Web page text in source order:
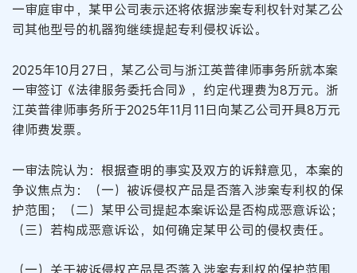
一审庭审中，某甲公司表示还将依据涉案专利权针对某乙公
司其他型号的机器狗继续提起专利侵权诉讼。
2025年10月27日，某乙公司与浙江英普律师事务所就本案
一审签订《法律服务委托合同》，约定代理费为8万元。浙
江英普律师事务所于2025年11月11日向某乙公司开具8万元
律师费发票。
一审法院认为：根据查明的事实及双方的诉辩意见，本案的
争议焦点为：（一）被诉侵权产品是否落入涉案专利权的保
护范围；（二）某甲公司提起本案诉讼是否构成恶意诉讼；
（三）若构成恶意诉讼，如何确定某甲公司的侵权责任。